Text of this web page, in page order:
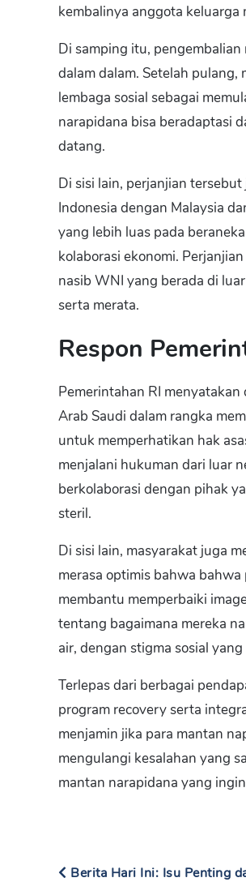
kembalinya anggota keluarga
Di samping itu,
dalam dalam. Setelah
lembaga sosial sebagai
narapidana bisa beradaptasi
datang.
Di sisi lain, perjanjian
Indonesia dengan Malaysia
yang lebih luas pada
kolaborasi ekonomi.
nasib WNI yang berada di
serta merata.
Respon
Pemerintahan RI
Arab Saudi dalam rangka
untuk memperhatikan hak
menjalani hukuman dari luar
berkolaborasi dengan pihak
steril.
Di sisi lain, masyarakat juga
merasa optimis bahwa
membantu memperbaiki
tentang bagaimana mereka
air, dengan stigma sosial
Terlepas dari berbagai
program recovery serta
menjamin jika para mantan
mengulangi kesalahan yang
mantan narapidana yang
Berita Hari Ini: Isu Penting